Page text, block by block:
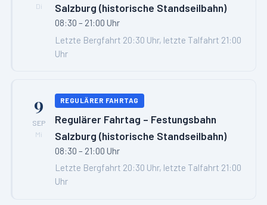
Di
Salzburg (historische Standseilbahn)
08:30 – 21:00 Uhr
Letzte Bergfahrt 20:30 Uhr, letzte Talfahrt 21:00
Uhr
9
SEP
Mi
REGULÄRER FAHRTAG
Regulärer Fahrtag – Festungsbahn
Salzburg (historische Standseilbahn)
08:30 – 21:00 Uhr
Letzte Bergfahrt 20:30 Uhr, letzte Talfahrt 21:00
Uhr